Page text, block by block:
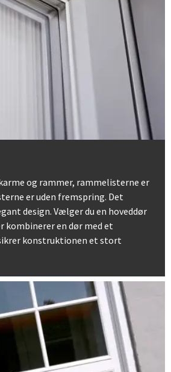
og rammer, rammelisterne er
er uden fremspring. Det
design. Vælger du en hoveddør
kombinerer en dør med et
konstruktionen et stort